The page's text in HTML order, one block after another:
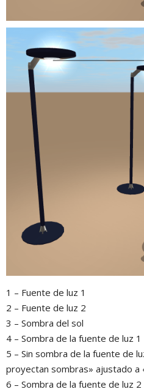
1 – Fuente de luz 1
2 – Fuente de luz 2
3 – Sombra del sol
4 – Sombra de la fuente de luz 1
5 – Sin sombra de la fuente de
proyectan sombras» ajustado a
6 – Sombra de la fuente de luz